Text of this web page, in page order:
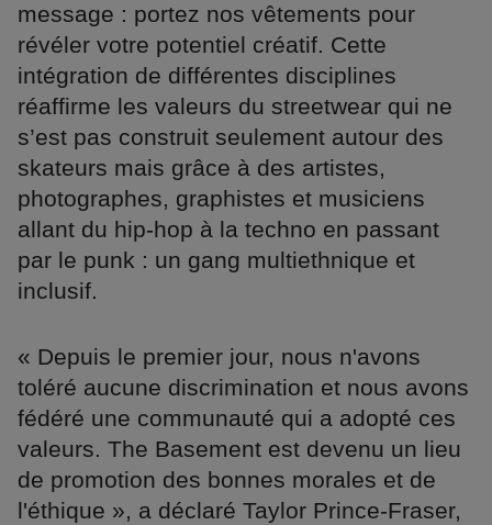
message : portez nos vêtements pour
révéler votre potentiel créatif. Cette
intégration de différentes disciplines
réaffirme les valeurs du streetwear qui ne
s’est pas construit seulement autour des
skateurs mais grâce à des artistes,
photographes, graphistes et musiciens
allant du hip-hop à la techno en passant
par le punk : un gang multiethnique et
inclusif.
« Depuis le premier jour, nous n'avons
toléré aucune discrimination et nous avons
fédéré une communauté qui a adopté ces
valeurs. The Basement est devenu un lieu
de promotion des bonnes morales et de
l'éthique », a déclaré Taylor Prince-Fraser,